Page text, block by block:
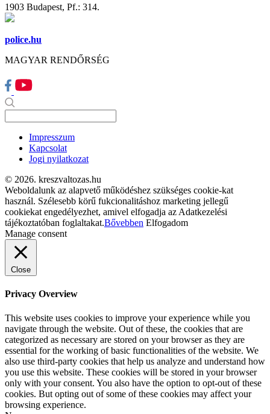
1903 Budapest, Pf.: 314.
police.hu
MAGYAR RENDŐRSÉG
Impresszum
Kapcsolat
Jogi nyilatkozat
© 2026. kreszvaltozas.hu
Weboldalunk az alapvető működéshez szükséges cookie-kat
használ. Szélesebb körű fukcionalitáshoz marketing jellegű
cookiekat engedélyezhet, amivel elfogadja az Adatkezelési
tájékoztatóban foglaltakat.Bővebben Elfogadom
Manage consent
Close
Privacy Overview
This website uses cookies to improve your experience while you
navigate through the website. Out of these, the cookies that are
categorized as necessary are stored on your browser as they are
essential for the working of basic functionalities of the website. We
also use third-party cookies that help us analyze and understand how
you use this website. These cookies will be stored in your browser
only with your consent. You also have the option to opt-out of these
cookies. But opting out of some of these cookies may affect your
browsing experience.